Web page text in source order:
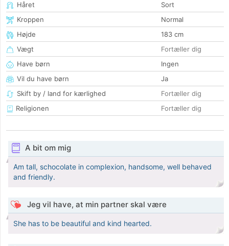
Håret
Sort
Kroppen
Normal
Højde
183 cm
Vægt
Fortæller dig
Have børn
Ingen
Vil du have børn
Ja
Skift by / land for kærlighed
Fortæller dig
Religionen
Fortæller dig
A bit om mig
Am tall, schocolate in complexion, handsome, well behaved
and friendly.
Jeg vil have, at min partner skal være
She has to be beautiful and kind hearted.